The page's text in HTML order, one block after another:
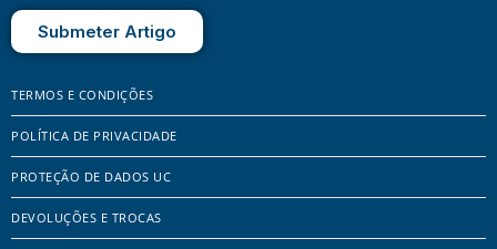
Submeter Artigo
TERMOS E CONDIÇÕES
POLÍTICA DE PRIVACIDADE
PROTEÇÃO DE DADOS UC
DEVOLUÇÕES E TROCAS